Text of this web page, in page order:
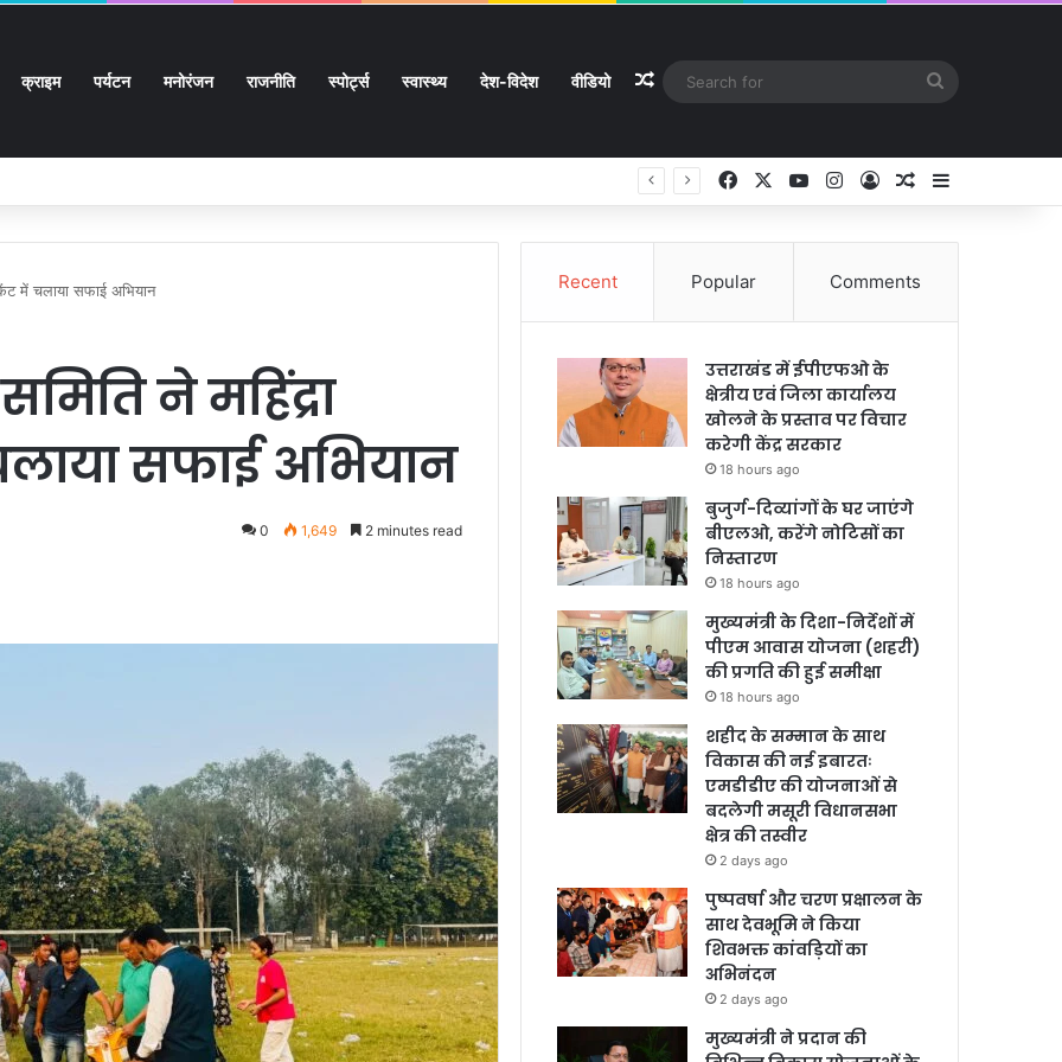
क्राइम पर्यटन मनोरंजन राजनीति स्पोर्ट्स स्वास्थ्य देश-विदेश वीडियो Random Article
Facebook YouTubeInstagram
Log InRandom Article
कैंट में चलाया सफाई अभियान
ने महिंद्रा
सफाई अभियान
0 1,649 2 minutes read
Recent Popular Comments
उत्तराखंड में ईपीएफओ के
क्षेत्रीय एवं जिला कार्यालय
खोलने के प्रस्ताव पर विचार
करेगी केंद्र सरकार
18 hours ago
बुजुर्ग-दिव्यांगों के घर जाएंगे
बीएलओ, करेंगे नोटिसों का
निस्तारण
18 hours ago
मुख्यमंत्री के दिशा-निर्देशों में
पीएम आवास योजना (शहरी)
की प्रगति की हुई समीक्षा
18 hours ago
शहीद के सम्मान के साथ
विकास की नई इबारतः
एमडीडीए की योजनाओं से
बदलेगी मसूरी विधानसभा
क्षेत्र की तस्वीर
2 days ago
पुष्पवर्षा और चरण प्रक्षालन के
साथ देवभूमि ने किया
शिवभक्त कांवड़ियों का
अभिनंदन
2 days ago
मुख्यमंत्री ने प्रदान की